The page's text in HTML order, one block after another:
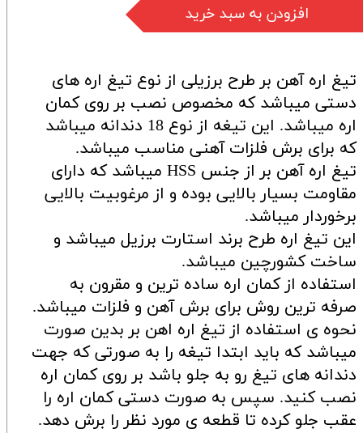
افزودن به سبد خرید
تیغ اره آهن بر طرح برزیلی از نوع تیغ اره های
دستی میباشد که مخصوص نصب بر روی کمان
اره میباشد. این تیغه از نوع 18 دندانه میباشد
که برای برش فلزات آهنی مناسب میباشد.
تیغ اره آهن بر از جنس HSS میباشد که دارای
مقاومت بسیار بالایی بوده و از مرغوبیت بالایی
برخوردار میباشد.
این تیغ اره طرح برند استارت برزیل میباشد و
ساخت کشورچین میباشد.
استفاده از کمان اره ساده ترین و مقرون به
صرفه ترین روش برای برش آهن و فلزات میباشد.
نحوه ی استفاده از تیغ اره اهن بر بدین صورت
میباشد که باید ابتدا تیغه را به صورتی که جهت
دندانه های تیغ رو به جلو باشد بر روی کمان اره
نصب کنید. سپس به صورت دستی کمان اره را
عقب جلو کرده تا قطعه ی مورد نظر را برش دهد.